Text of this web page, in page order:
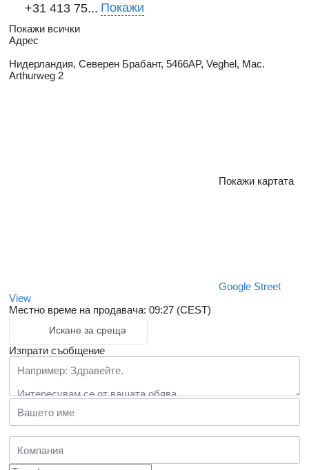
+31 413 75... Покажи
Покажи всички
Адрес
Нидерландия, Северен Брабант, 5466AP, Veghel, Mac.
Arthurweg 2
Покажи картата
Google Street
View
Местно време на продавача: 09:27 (CEST)
Искане за среща
Изпрати съобщение